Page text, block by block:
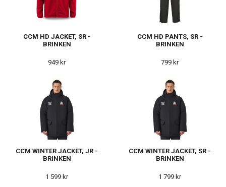
CCM HD JACKET, SR -
BRINKEN
949 kr
CCM HD PANTS, SR -
BRINKEN
799 kr
CCM WINTER JACKET, JR -
BRINKEN
1 599 kr
CCM WINTER JACKET, SR -
BRINKEN
1 799 kr